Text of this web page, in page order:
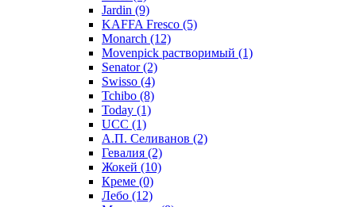
Jardin (9)
KAFFA Fresco (5)
Monarch (12)
Movenpick растворимый (1)
Senator(2)
Swisso (4)
Tchibo (8)
Today (1)
UCC (1)
А.П. Селиванов (2)
Гевалия (2)
Жокей (10)
Креме (0)
Лебо (12)